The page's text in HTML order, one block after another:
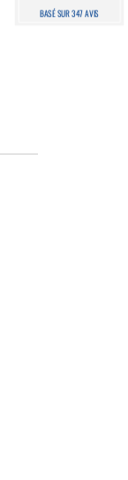
BASÉ SUR 347 AVIS